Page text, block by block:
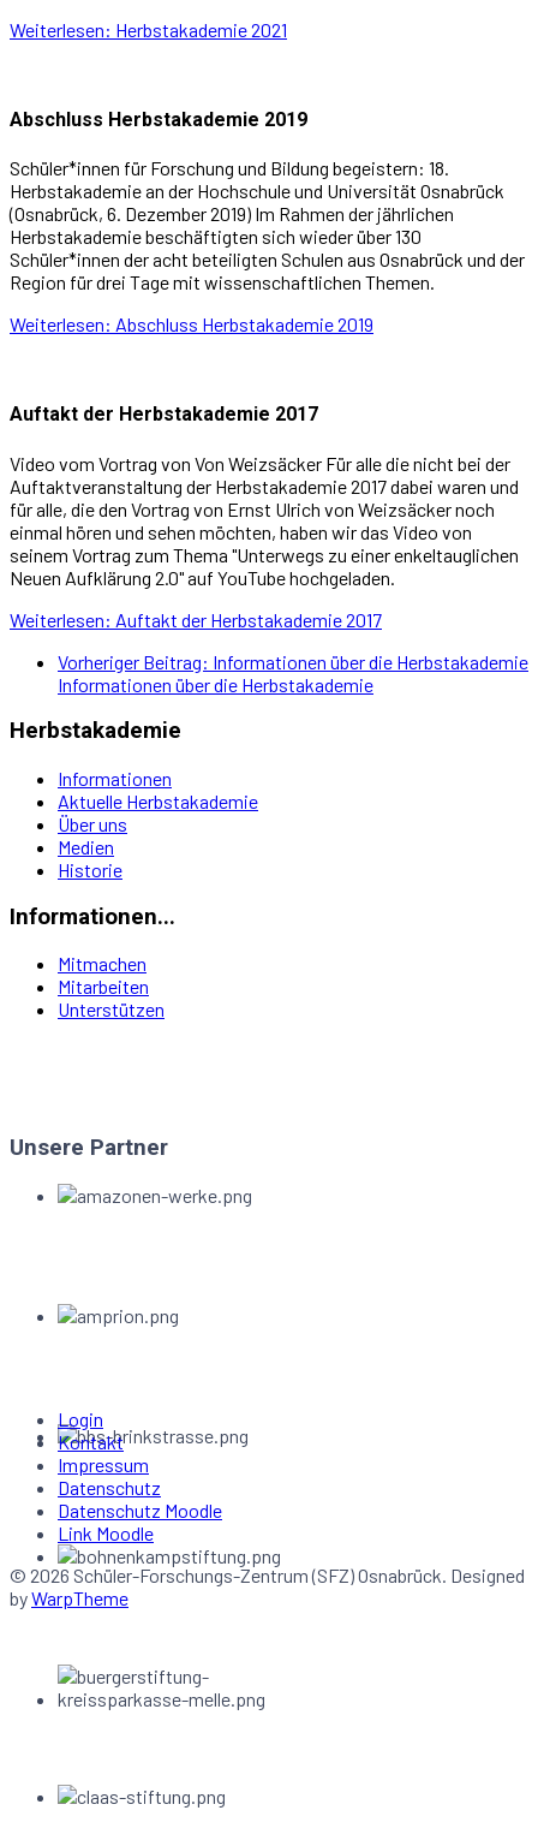
Weiterlesen: Herbstakademie 2021
Abschluss Herbstakademie 2019
Schüler*innen für Forschung und Bildung begeistern: 18.
Herbstakademie an der Hochschule und Universität Osnabrück
(Osnabrück, 6. Dezember 2019) Im Rahmen der jährlichen
Herbstakademie beschäf­tigten sich wieder über 130
Schüler*innen der acht beteiligten Schulen aus Osnabrück und der
Region für drei Tage mit wissenschaftlichen Themen.
Weiterlesen: Abschluss Herbstakademie 2019
Auftakt der Herbstakademie 2017
Video vom Vortrag von Von Weizsäcker Für alle die nicht bei der
Auftaktveranstaltung der Herbstakademie 2017 dabei waren und
für alle, die den Vortrag von Ernst Ulrich von Weizsäcker noch
einmal hören und sehen möchten, haben wir das Video von
seinem Vortrag zum Thema "Unterwegs zu einer enkeltauglichen
Neuen Aufklärung 2.0" auf YouTube hochgeladen.
Weiterlesen: Auftakt der Herbstakademie 2017
Vorheriger Beitrag: Informationen über die Herbstakademie
Informationen über die Herbstakademie
Herbstakademie
Informationen
Aktuelle Herbstakademie
Über uns
Medien
Historie
Informationen...
Mitmachen
Mitarbeiten
Unterstützen
Unsere Partner
Login
Kontakt
Impressum
Datenschutz
Datenschutz Moodle
Link Moodle
© 2026 Schüler-Forschungs-Zentrum (SFZ) Osnabrück. Designed
byWarpTheme